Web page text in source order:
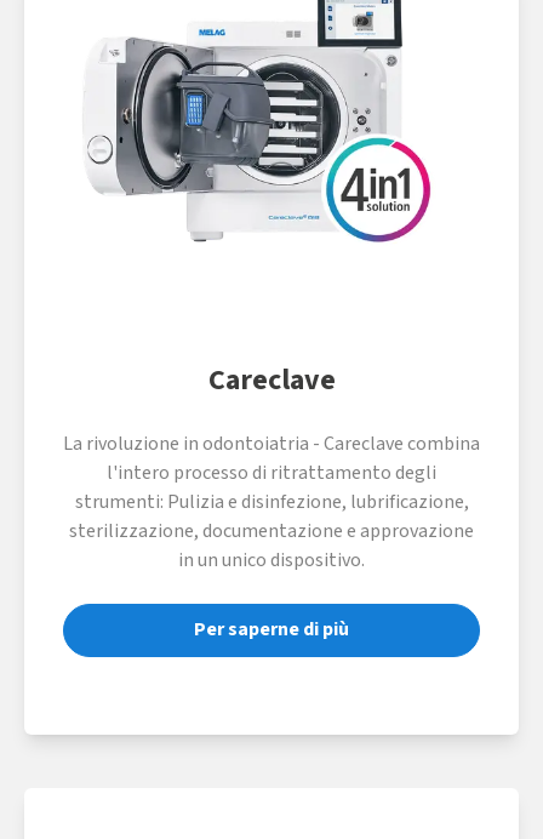
Careclave
La rivoluzione in odontoiatria - Careclave combina
l'intero processo di ritrattamento degli
strumenti: Pulizia e disinfezione, lubrificazione,
sterilizzazione, documentazione e approvazione
in un unico dispositivo.
Per saperne di più